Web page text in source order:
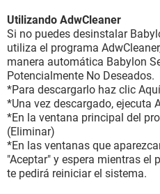
Utilizando AdwCleaner
Si no puedes desinstalar
utiliza el programa
manera automática Babylon
Potencialmente No Deseados.
*Para descargarlo haz clic Aquí
*Una vez descargado, ejecuta
*En la ventana principal del
(Eliminar)
*En las ventanas que
"Aceptar" y espera mientras el
te pedirá reiniciar el sistema.